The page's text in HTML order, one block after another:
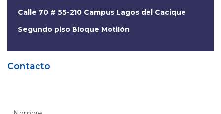
Calle 70 # 55-210 Campus Lagos del Cacique
Segundo piso Bloque Motilón
Contacto